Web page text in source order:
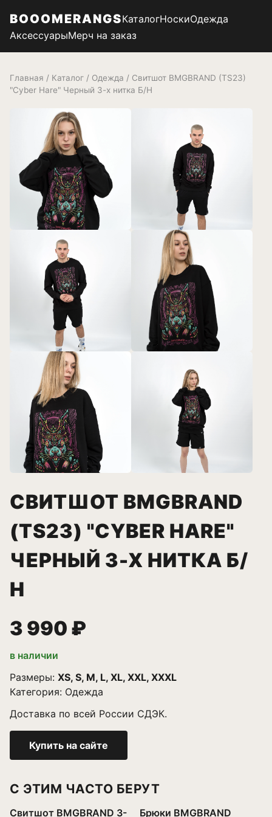
BOOOMERANGSКаталогНоскиОдежда
АксессуарыМерч на заказ
Главная / Каталог / Одежда / Свитшот BMGBRAND (TS23)
"Cyber Hare" Черный 3-х нитка Б/Н
СВИТШОТ BMGBRAND
(TS23) "CYBER HARE"
ЧЕРНЫЙ 3-Х НИТКА Б/
Н
3 990 ₽
в наличии
Размеры: XS, S, M, L, XL, XXL, XXXL
Категория: Одежда
Доставка по всей России СДЭК.
Купить на сайте
С ЭТИМ ЧАСТО БЕРУТ
Свитшот BMGBRAND 3- Брюки BMGBRAND